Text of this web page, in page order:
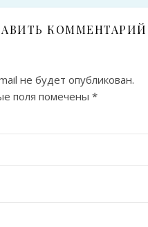
КОММЕНТАРИЙ
не будет опубликован.
поля помечены *